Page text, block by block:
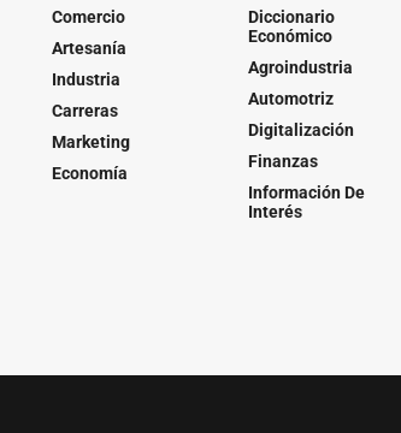
Comercio
Artesanía
Industria
Carreras
Marketing
Economía
Diccionario
Económico
Agroindustria
Automotriz
Digitalización
Finanzas
Información De
Interés